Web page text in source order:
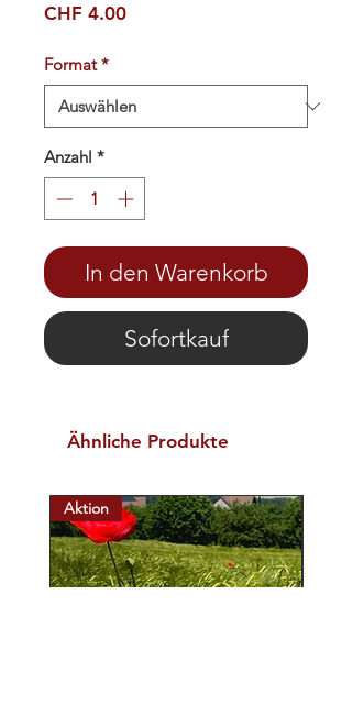
CHF 4.00Preis
Format *
Anzahl *
In den Warenkorb
Sofortkauf
Ähnliche Produkte
Aktion